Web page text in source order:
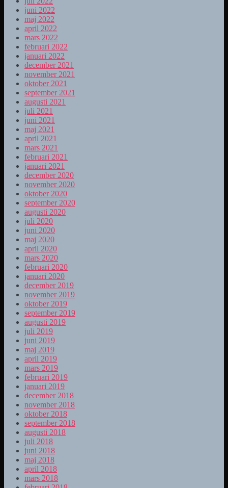
juni 2022
maj 2022
april 2022
mars 2022
februari 2022
januari 2022
december 2021
november 2021
oktober 2021
september 2021
augusti 2021
juli 2021
juni 2021
maj 2021
april 2021
mars 2021
februari 2021
januari 2021
december 2020
november 2020
oktober 2020
september 2020
augusti 2020
juli 2020
juni 2020
maj 2020
april 2020
mars 2020
februari 2020
januari 2020
december 2019
november 2019
oktober 2019
september 2019
augusti 2019
juli 2019
juni 2019
maj 2019
april 2019
mars 2019
februari 2019
januari 2019
december 2018
november 2018
oktober 2018
september 2018
augusti 2018
juli 2018
juni 2018
maj 2018
april 2018
mars 2018